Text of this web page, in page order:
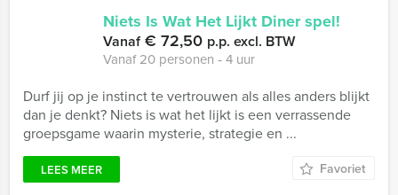
Niets Is Wat Het Lijkt Diner spel!
Vanaf€ 72,50 p.p. excl. BTW
Vanaf 20 personen ‐ 4 uur
Durf jij op je instinct te vertrouwen als alles anders blijkt
dan je denkt? Niets is wat het lijkt is een verrassende
groepsgame waarin mysterie, strategie en ...
LEES MEER Favoriet